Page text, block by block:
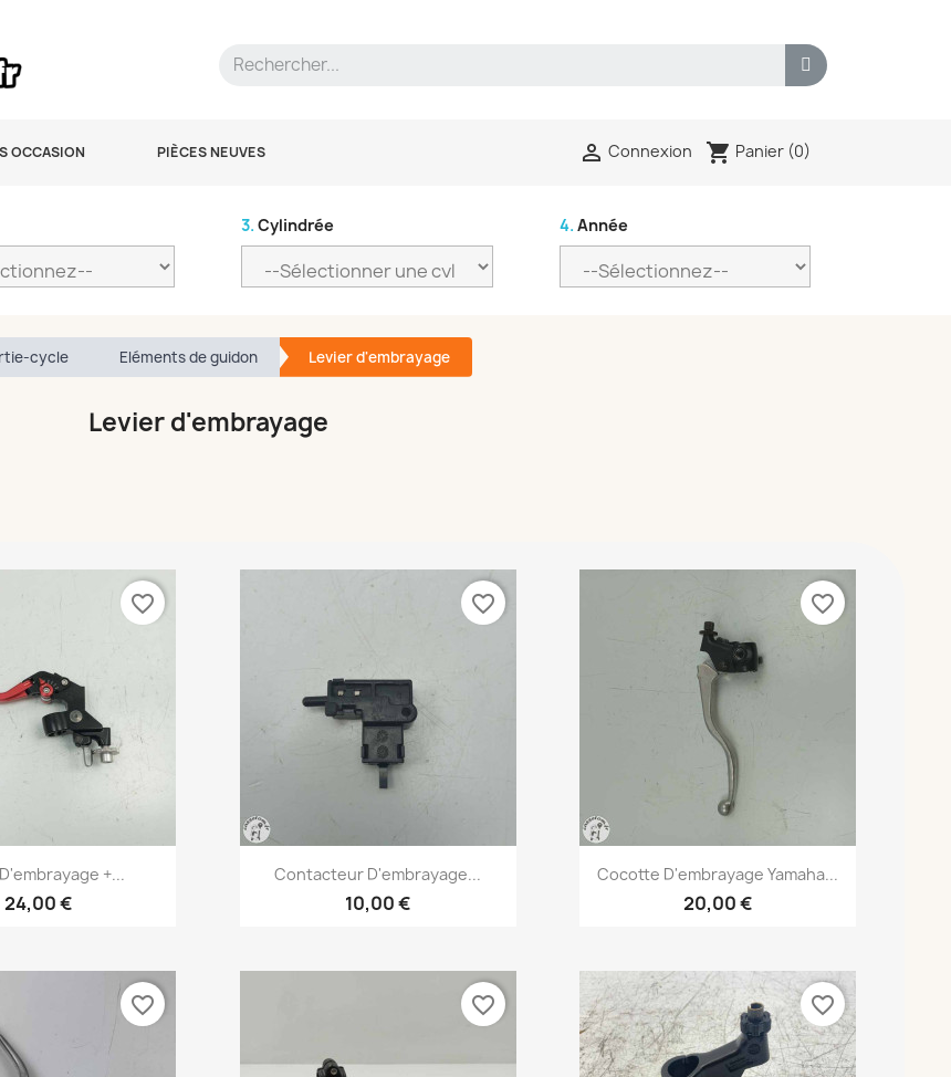
OCCASION PIÈCES NEUVES  Connexion shopping_cart Panier (0)
3. Cylindrée 4. Année
cycle Eléments de guidon Levier d'embrayage
Levier d'embrayage
rapide+...
24,00 €
favorite_border
Aperçu rapide
Contacteur D'embrayage...
10,00 €
favorite_border
Aperçu rapide
Cocotte D'embrayage Yamaha...
20,00 €
favorite_border
favorite_border favorite_border favorite_border